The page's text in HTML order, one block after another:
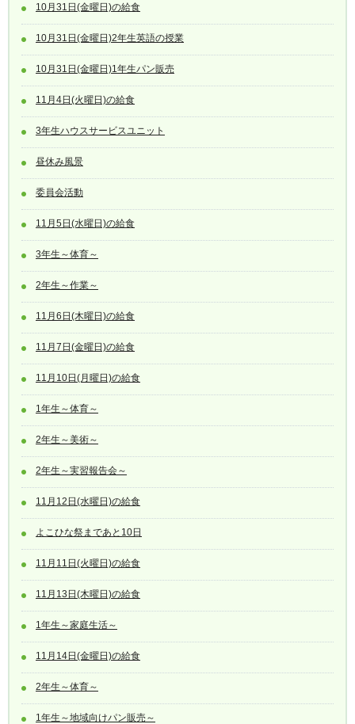
10月31日(金曜日)の給食
10月31日(金曜日)2年生英語の授業
10月31日(金曜日)1年生パン販売
11月4日(火曜日)の給食
3年生ハウスサービスユニット
昼休み風景
委員会活動
11月5日(水曜日)の給食
3年生～体育～
2年生～作業～
11月6日(木曜日)の給食
11月7日(金曜日)の給食
11月10日(月曜日)の給食
1年生～体育～
2年生～美術～
2年生～実習報告会～
11月12日(水曜日)の給食
よこひな祭まであと10日
11月11日(火曜日)の給食
11月13日(木曜日)の給食
1年生～家庭生活～
11月14日(金曜日)の給食
2年生～体育～
1年生～地域向けパン販売～